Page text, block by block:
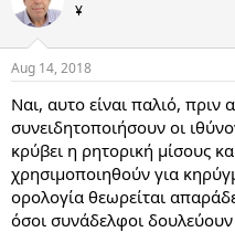
¥
Aug 14, 2018
Ναι, αυτο είναι παλιό, πριν
συνειδητοποιήσουν οι
κρύβει η ρητορική μίσους
χρησιμοποιηθούν για
ορολογία θεωρείται
όσοι συνάδελφοι δουλεύουν